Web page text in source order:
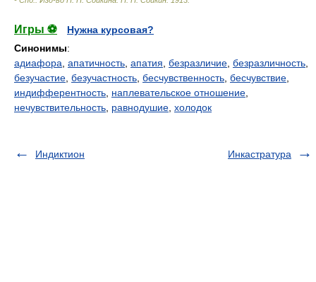
Игры ⚽
Нужна курсовая?
Синонимы:
адиафора апатичность апатия безразличие безразличность
безучастие безучастность бесчувственность бесчувствие
индифферентность наплевательское отношение
нечувствительность равнодушие холодок
Индиктион Инкастратура